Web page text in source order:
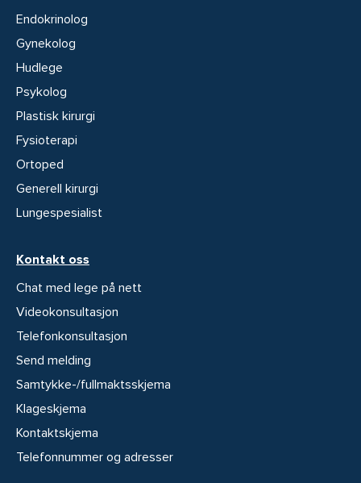
Endokrinolog
Gynekolog
Hudlege
Psykolog
Plastisk kirurgi
Fysioterapi
Ortoped
Generell kirurgi
Lungespesialist
Kontakt oss
Chat med lege på nett
Videokonsultasjon
Telefonkonsultasjon
Send melding
Samtykke-/fullmaktsskjema
Klageskjema
Kontaktskjema
Telefonnummer og adresser